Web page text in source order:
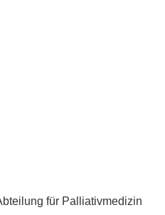
für Palliativmedizin